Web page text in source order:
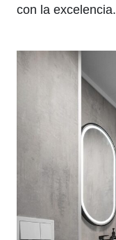
con la excelencia.